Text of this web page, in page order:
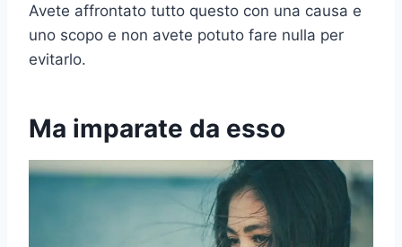
Avete affrontato tutto questo con una causa e
uno scopo e non avete potuto fare nulla per
evitarlo.
Ma imparate da esso